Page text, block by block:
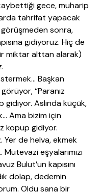
gece, muharip
tahrifat yapacak
görüşmeden sonra,
gidiyoruz. Hiç de
miktar alttan alarak)
Başkan
“Paranız
Aslında küçük,
Ama bizim için
kopup gidiyor.
Yer de helva, ekmek
eşyalarımızı
Bulut’un kapısını
dolap, dedemin
Oldu sana bir